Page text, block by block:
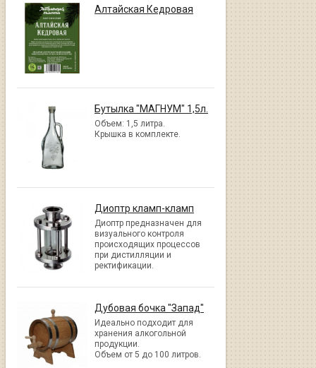
Алтайская Кедровая
Бутылка "МАГНУМ" 1,5л.
Объем: 1,5 литра.
Крышка в комплекте.
Диоптр кламп-кламп
Диоптр предназначен для
визуального контроля
происходящих процессов
при дистилляции и
ректификации.
Дубовая бочка "Запад"
Идеально подходит для
хранения алкогольной
продукции.
Объем от 5 до 100 литров.